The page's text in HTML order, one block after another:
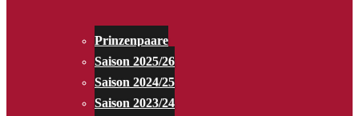
Prinzenpaare
Saison 2025/26
Saison 2024/25
Saison 2023/24